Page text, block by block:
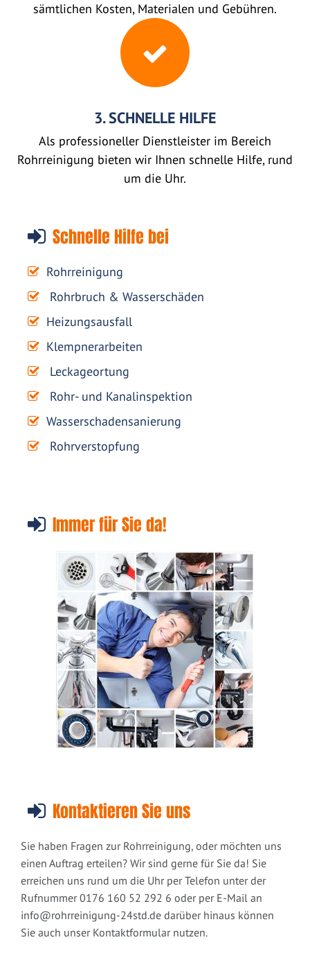
sämtlichen Kosten, Materialen und Gebühren.
3. SCHNELLE HILFE
Als professioneller Dienstleister im Bereich
Rohrreinigung bieten wir Ihnen schnelle Hilfe, rund
um die Uhr.
Schnelle Hilfe bei
Rohrreinigung
Rohrbruch & Wasserschäden
Heizungsausfall
Klempnerarbeiten
Leckageortung
Rohr- und Kanalinspektion
Wasserschadensanierung
Rohrverstopfung
Immer für Sie da!
Kontaktieren Sie uns
Sie haben Fragen zur Rohrreinigung, oder möchten uns
einen Auftrag erteilen? Wir sind gerne für Sie da! Sie
erreichen uns rund um die Uhr per Telefon unter der
Rufnummer 0176 160 52 292 6 oder per E-Mail an
info@rohrreinigung-24std.de darüber hinaus können
Sie auch unser Kontaktformular nutzen.